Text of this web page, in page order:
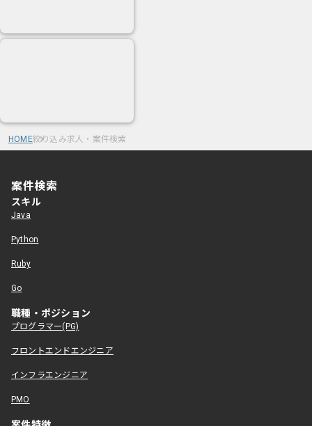
HOME絞り込み求人・案件検索
案件検索
スキル
Java
Python
Ruby
Go
職種・ポジション
プログラマー(PG)
フロントエンドエンジニア
インフラエンジニア
PMO